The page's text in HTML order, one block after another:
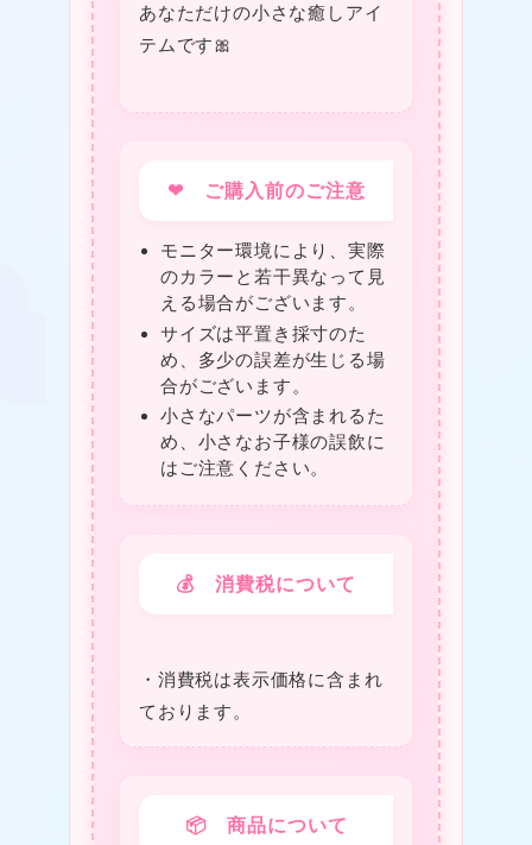
あなただけの小さな癒しアイ
テムです🎀
❤ ご購入前のご注意
モニター環境により、実際
のカラーと若干異なって見
える場合がございます。
サイズは平置き採寸のた
め、多少の誤差が生じる場
合がございます。
小さなパーツが含まれるた
め、小さなお子様の誤飲に
はご注意ください。
💰 消費税について
・消費税は表⽰価格に含まれ
ております。
📦 商品について
★
★
★